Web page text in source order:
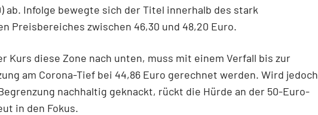
ab. Infolge bewegte sich der Titel innerhalb des stark
Preisbereiches zwischen 46,30 und 48,20 Euro.
Kurs diese Zone nach unten, muss mit einem Verfall bis zur
am Corona-Tief bei 44,86 Euro gerechnet werden. Wird jedoch
nachhaltig geknackt, rückt die Hürde an der 50-Euro-
in den Fokus.